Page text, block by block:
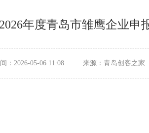
2026年度青岛市雏鹰企业申
：2026-05-06 11:08 来源：青岛创客之家